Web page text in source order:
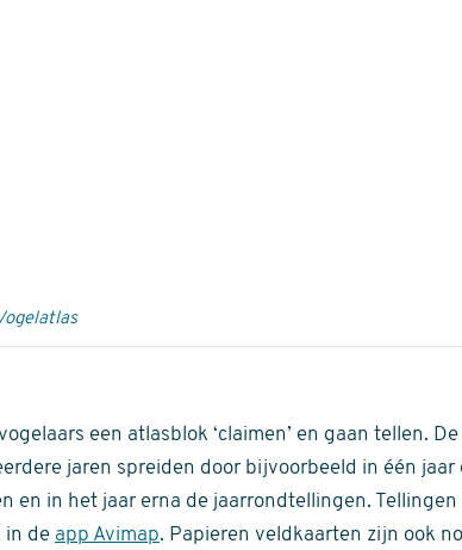
een atlasblok ‘claimen’ en gaan tellen. De
jaren spreiden door bijvoorbeeld in één jaar
en in het jaar erna de jaarrondtellingen. Tellingen
in de app Avimap. Papieren veldkaarten zijn ook